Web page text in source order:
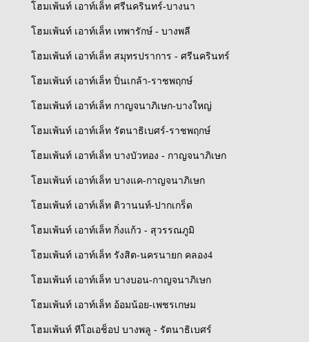
โฮมเพ้นท์ เอาท์เล็ท ศรีนครินทร์-บางนา
โฮมเพ้นท์ เอาท์เล็ท เทพารักษ์ - บางพลี
โฮมเพ้นท์ เอาท์เล็ท สมุทรปราการ - ศรีนครินทร์
โฮมเพ้นท์ เอาท์เล็ท ปิ่นเกล้า-ราชพฤกษ์
โฮมเพ้นท์ เอาท์เล็ท กาญจนาภิเษก-บางใหญ่
โฮมเพ้นท์ เอาท์เล็ท รัตนาธิเบศร์-ราชพฤกษ์
โฮมเพ้นท์ เอาท์เล็ท บางบัวทอง - กาญจนาภิเษก
โฮมเพ้นท์ เอาท์เล็ท บางแค-กาญจนาภิเษก
โฮมเพ้นท์ เอาท์เล็ท ติวานนท์-ปากเกร็ด
โฮมเพ้นท์ เอาท์เล็ท กิ่งแก้ว - สุวรรณภูมิ
โฮมเพ้นท์ เอาท์เล็ท รังสิต-นครนายก คลอง4
โฮมเพ้นท์ เอาท์เล็ท บางบอน-กาญจนาภิเษก
โฮมเพ้นท์ เอาท์เล็ท อ้อมน้อย-เพชรเกษม
โฮมเพ้นท์ ทีโอเอช็อป บางพลู - รัตนาธิเบศร์